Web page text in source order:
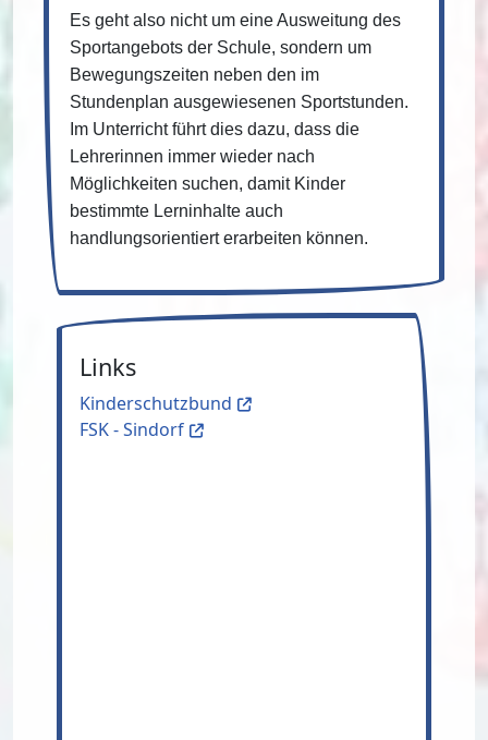
Es geht also nicht um eine Ausweitung des
Sportangebots der Schule, sondern um
Bewegungszeiten neben den im
Stundenplan ausgewiesenen Sportstunden.
Im Unterricht führt dies dazu, dass die
Lehrerinnen immer wieder nach
Möglichkeiten suchen, damit Kinder
bestimmte Lerninhalte auch
handlungsorientiert erarbeiten können.
Links
Kinderschutzbund
FSK - Sindorf